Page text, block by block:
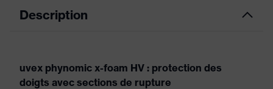
Description
uvex phynomic x-foam HV : protection des
doigts avec sections de rupture